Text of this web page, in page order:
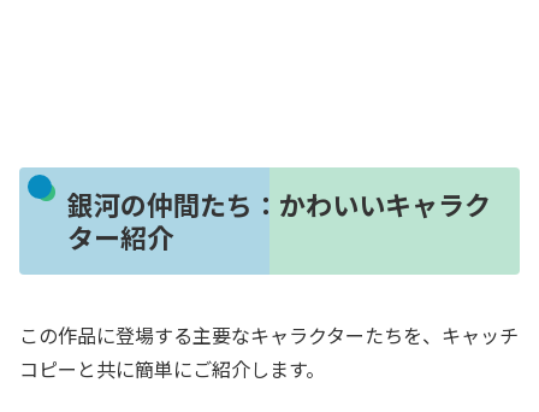
銀河の仲間たち：かわいいキャラク
ター紹介
この作品に登場する主要なキャラクターたちを、キャッチ
コピーと共に簡単にご紹介します。